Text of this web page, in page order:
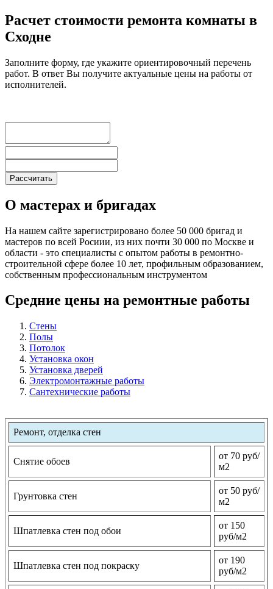
Расчет стоимости ремонта комнаты в
Сходне
Заполните форму, где укажите ориентировочный перечень
работ. В ответ Вы получите актуальные цены на работы от
исполнителей.
О мастерах и бригадах
На нашем сайте зарегистрировано более 50 000 бригад и
мастеров по всей Росиии, из них почти 30 000 по Москве и
области - это специалисты с опытом работы в ремонтно-
строительной сфере более 10 лет, профильным образованием,
собственным профессиональным инструментом
Средние цены на ремонтные работы
Стены
Полы
Потолок
Установка окон
Установка дверей
Электромонтажные работы
Сантехнические работы
Ремонт, отделка стен
Снятие обоев
от 70 руб/
м2
Грунтовка стен
от 50 руб/
м2
Шпатлевка стен под обои
от 150
руб/м2
Шпатлевка стен под покраску
от 190
руб/м2